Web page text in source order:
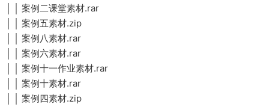
│ │ 案例二课堂素材.rar
│ │ 案例五素材.zip
│ │ 案例八素材.rar
│ │ 案例六素材.rar
│ │ 案例十一作业素材.rar
│ │ 案例十素材.rar
│ │ 案例四素材.zip